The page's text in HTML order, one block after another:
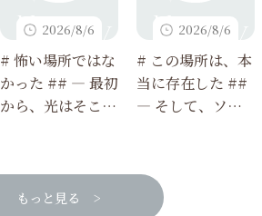
2026/8/6
# 怖い場所ではな
かった ## ― 最初
から、光はそこに
2026/8/6
# この場所は、本
当に存在した ##
― そして、ソフ
もっと見る >